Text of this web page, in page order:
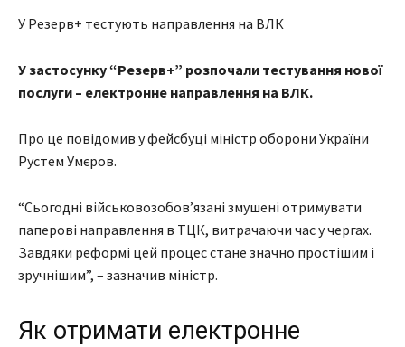
У Резерв+ тестують направлення на ВЛК
У застосунку “Резерв+” розпочали тестування нової
послуги – електронне направлення на ВЛК.
Про це повідомив у фейсбуці міністр оборони України
Рустем Умєров.
“Сьогодні військовозобов’язані змушені отримувати
паперові направлення в ТЦК, витрачаючи час у чергах.
Завдяки реформі цей процес стане значно простішим і
зручнішим”, – зазначив міністр.
Як отримати електронне